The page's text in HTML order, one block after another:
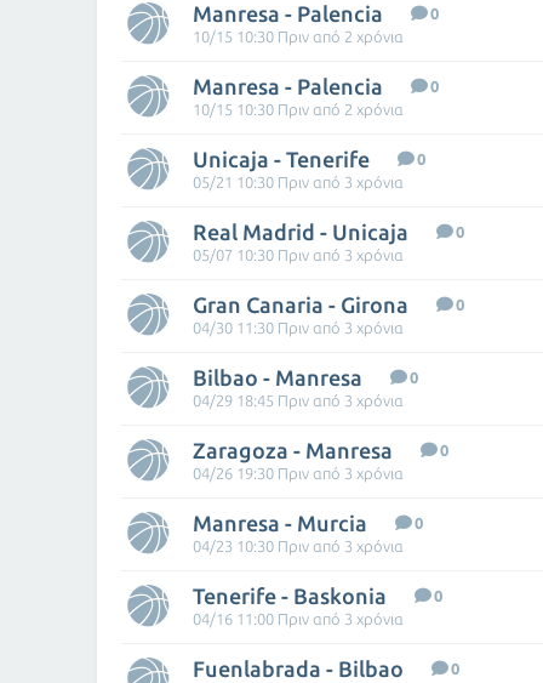
Manresa - Palencia
0
10/15 10:30 Πριν από 2 χρόνια
Manresa - Palencia
0
10/15 10:30 Πριν από 2 χρόνια
Unicaja - Tenerife
0
05/21 10:30 Πριν από 3 χρόνια
Real Madrid - Unicaja
0
05/07 10:30 Πριν από 3 χρόνια
Gran Canaria - Girona
0
04/30 11:30 Πριν από 3 χρόνια
Bilbao - Manresa
0
04/29 18:45 Πριν από 3 χρόνια
Zaragoza - Manresa
0
04/26 19:30 Πριν από 3 χρόνια
Manresa - Murcia
0
04/23 10:30 Πριν από 3 χρόνια
Tenerife - Baskonia
0
04/16 11:00 Πριν από 3 χρόνια
Fuenlabrada - Bilbao
0